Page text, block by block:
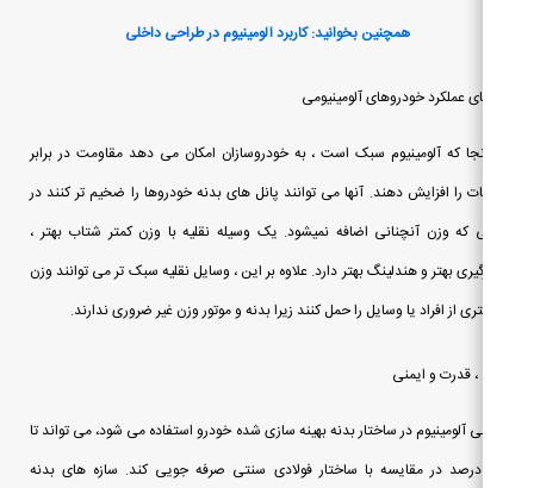
همچنین بخوانید: کاربرد آلومینیوم در طراحی داخلی
عملکرد خودروهای آلومینیومی
که آلومینیوم سبک است ، به خودروسازان امکان می دهد مقاومت در برابر
را افزایش دهند. آنها می توانند پانل های بدنه خودروها را ضخیم تر کنند در
که وزن آنچنانی اضافه نمیشود. یک وسیله نقلیه با وزن کمتر شتاب بهتر ،
بهتر و هندلینگ بهتر دارد. علاوه بر این ، وسایل نقلیه سبک تر می توانند وزن
از افراد یا وسایل را حمل کنند زیرا بدنه و موتور وزن غیر ضروری ندارند.
قدرت و ایمنی
آلومینیوم در ساختار بدنه بهینه سازی شده خودرو استفاده می شود، می تواند تا
درصد در مقایسه با ساختار فولادی سنتی صرفه جویی کند. سازه های بدنه